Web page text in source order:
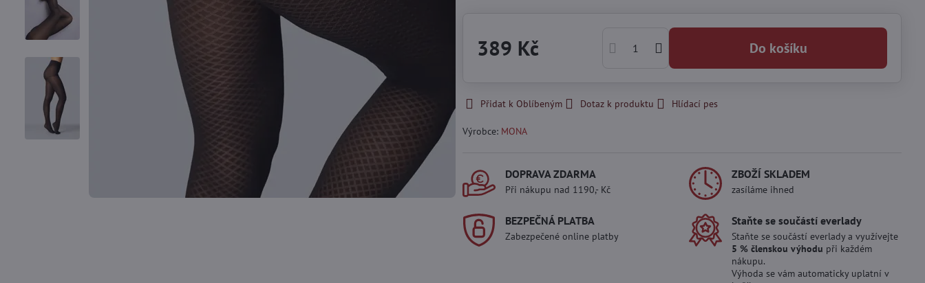
389 Kč Do košíku
Přidat k Oblíbeným Dotaz k produktu Hlídací pes
Výrobce: MONA
DOPRAVA ZDARMA
Při nákupu nad 1190,- Kč
ZBOŽÍ SKLADEM
zasíláme ihned
BEZPEČNÁ PLATBA
Zabezpečené online platby
Staňte se součástí everlady
Staňte se součástí everlady a využívejte
5 % členskou výhodu při každém
nákupu.
Výhoda se vám automaticky uplatní v